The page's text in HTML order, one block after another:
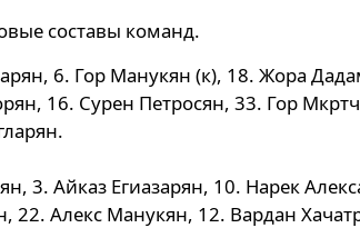
составы команд.
6. Гор Манукян (к), 18. Жора
16. Сурен Петросян, 33. Гор
3. Айказ Егиазарян, 10. Нарек
22. Алекс Манукян, 12. Вардан